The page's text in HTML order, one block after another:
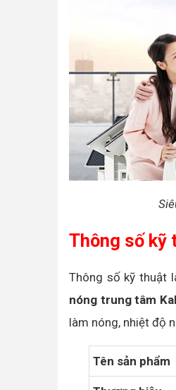
Thông số kỹ
Thông số kỹ thuật
nóng trung tâm
làm nóng, nhiệt độ
Tên sản phẩm